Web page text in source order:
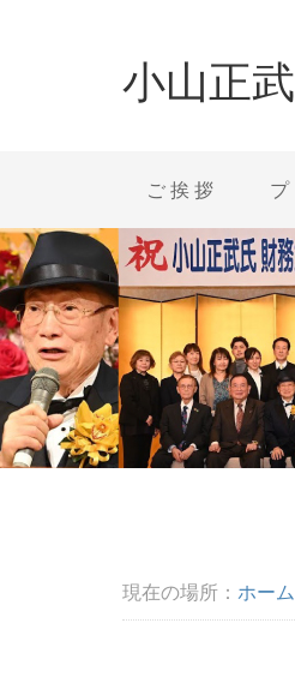
小山正
ご挨拶
現在の場所： ホーム